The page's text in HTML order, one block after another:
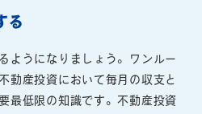
る
ようになりましょう。ワンルー
動産投資において毎月の収支と
最低限の知識です。不動産投資